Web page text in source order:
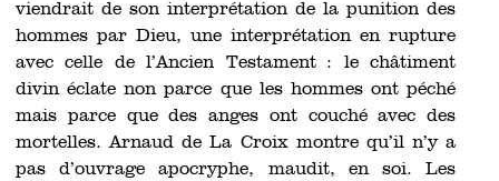
viendrait de son interprétation de la punition des
hommes par Dieu, une interprétation en rupture
avec celle de l’Ancien Testament
: le châtiment
divin éclate non parce que les hommes ont péché
mais parce que des anges ont couché avec des
mortelles. Arnaud de La Croix montre qu’il n’y a
pas d’ouvrage apocryphe, maudit, en soi. Les